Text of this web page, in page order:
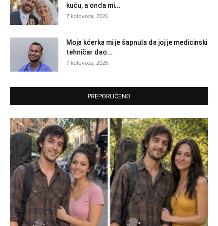
kuću, a onda mi...
7 kolovoza, 2026
Moja kćerka mi je šapnula da joj je medicinski
tehničar dao...
7 kolovoza, 2026
PREPORUČENO